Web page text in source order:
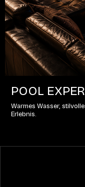
Warmes Wasser,
Erlebnis.